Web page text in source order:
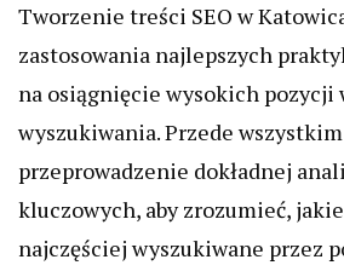
Tworzenie treści SEO w
zastosowania najlepszych
na osiągnięcie wysokich pozycji
wyszukiwania. Przede
przeprowadzenie dokładnej
kluczowych, aby zrozumieć,
najczęściej wyszukiwane przez